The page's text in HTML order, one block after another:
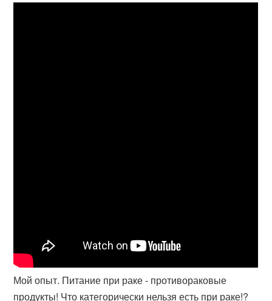
Мой опыт. Питание при раке - противораковые
продукты! Что категорически нельзя есть при раке!?